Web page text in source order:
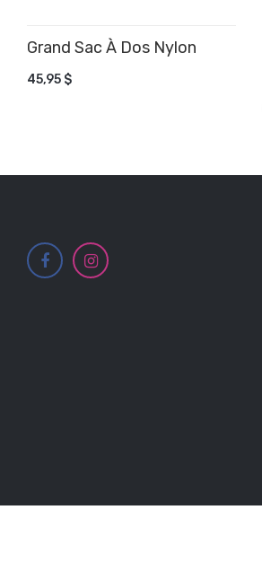
Grand Sac À Dos Nylon
45,95 $